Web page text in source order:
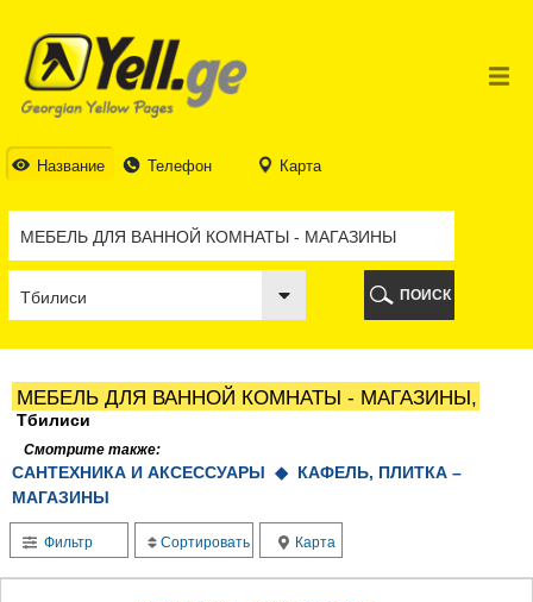
Название Телефон Карта
ТБИЛИСИ
ТБИЛИСИ
АБХАЗИЯ
ГАЛИ
БАТУМИ
КОБУЛЕТИ
ШУАХЕВИ
ЧАКВИ
ОЗУРГЕТИ
ЧОХАТАУРИ
УРЕКИ
ИМЕРЕТИЯ
БАГДАТИ
ВАНИ
ЗЕСТАФОНИ
ТЕРДЖОЛА
САМТРЕДИА
ПОИСК
МЕБЕЛЬ ДЛЯ ВАННОЙ КОМНАТЫ - МАГАЗИНЫ,
Тбилиси
Смотрите также:
САНТЕХНИКА И АКСЕССУАРЫ ◆ КАФЕЛЬ, ПЛИТКА –
МАГАЗИНЫ
Фильтр Сортировать Карта